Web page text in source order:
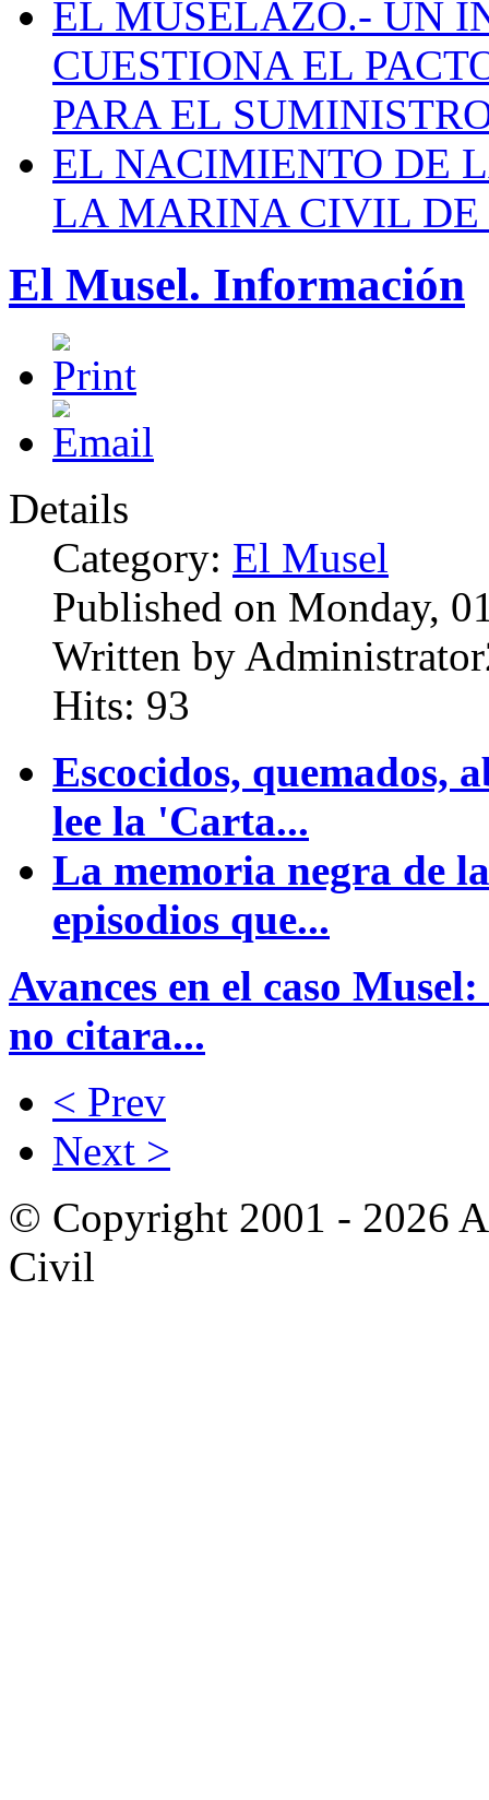
EL MUSELAZO.- UN
CUESTIONA EL
PARA EL
EL NACIMIENTO DE
LA MARINA CIVIL DE
El Musel. Información
Details
Category: El Musel
Published on Monday,
Written by
Hits: 93
Escocidos, quemados,
lee la 'Carta...
La memoria negra de
episodios que...
Avances en el caso
no citara...
< Prev
Next >
© Copyright 2001 - 2026
Civil